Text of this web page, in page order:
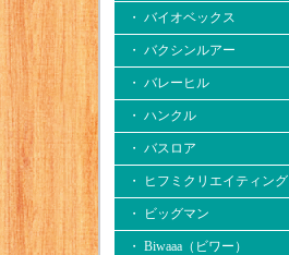
・ バイオベックス
・ バクシンルアー
・ バレーヒル
・ ハンクル
・ バスロア
・ ヒフミクリエイティング
・ ビッグマン
・ Biwaaa（ビワー）